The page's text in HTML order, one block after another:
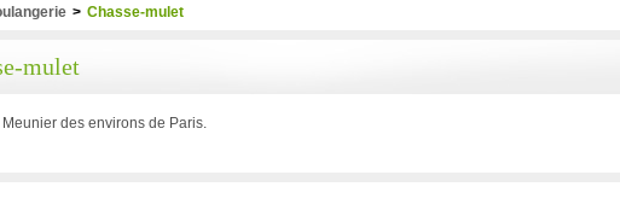
> Chasse-mulet
mulet
Meunier des environs de Paris.